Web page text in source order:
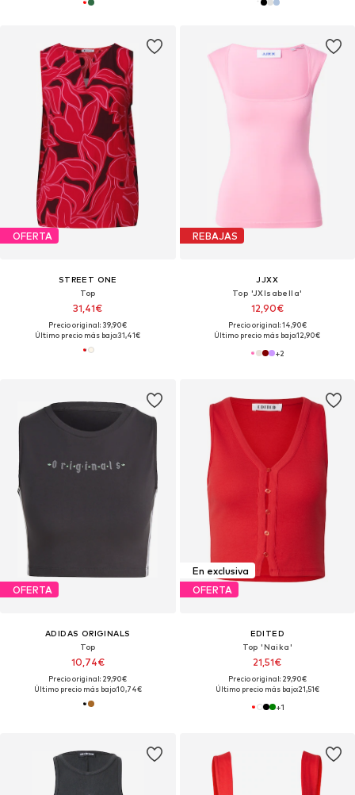
OFERTA
STREET ONE
Top
31,41€
Precio original: 39,90€
Último precio más bajo:31,41€
REBAJAS
JJXX
Top 'JXIsabella'
12,90€
Precio original: 14,90€
Último precio más bajo:12,90€
+2
OFERTA
ADIDAS ORIGINALS
Top
10,74€
Precio original: 29,90€
Último precio más bajo:10,74€
En exclusiva
OFERTA
EDITED
Top 'Naika'
21,51€
Precio original: 29,90€
Último precio más bajo:21,51€
+1